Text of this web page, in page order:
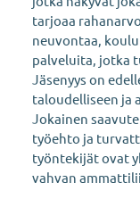
tarjoaa
neuvontaa,
palveluita, jotka
Jäsenyys on
taloudelliseen ja
Jokainen
työehto ja
työntekijät ovat
vahvan